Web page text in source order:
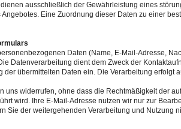
ausschließlich der Gewährleistung eines
Eine Zuordnung dieser Daten zu einer
Daten (Name, E-Mail-Adresse,
Datenverarbeitung dient dem Zweck der
übermittelten Daten ein. Die Verarbeitung erfolgt
widerrufen, ohne dass die Rechtmäßigkeit der
wird. Ihre E-Mail-Adresse nutzen wir nur zur
Sie der weitergehenden Verarbeitung und Nutzung